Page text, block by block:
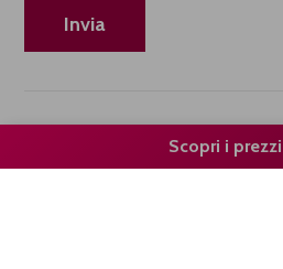
Scopri i prezzi